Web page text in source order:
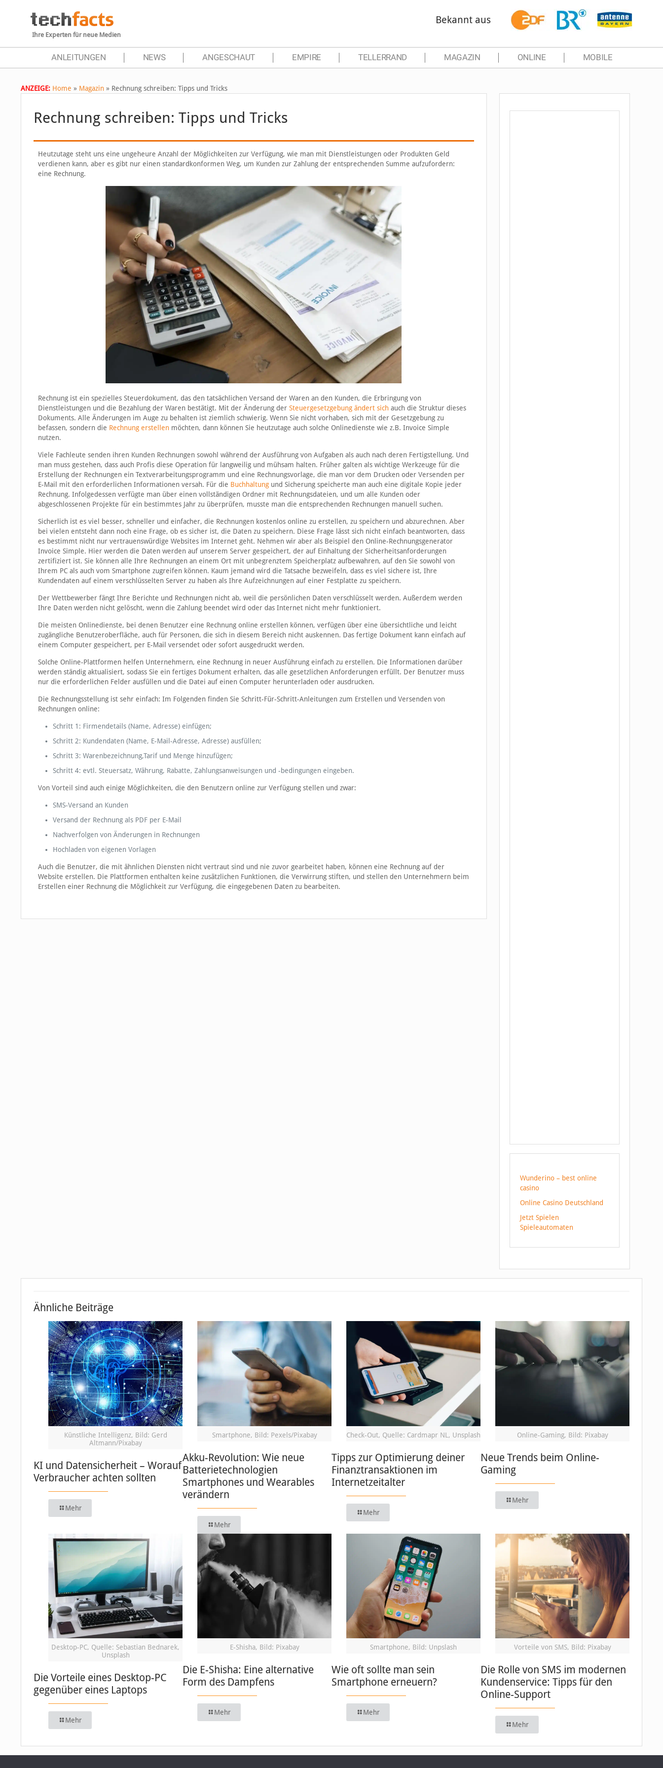
Ihre Experten für neue Medien
Bekannt aus
ANLEITUNGEN NEWS ANGESCHAUT EMPIRE TELLERRAND MAGAZIN ONLINE MOBILE
ANZEIGE: Home » Magazin » Rechnung schreiben: Tipps und Tricks
Rechnung schreiben: Tipps und Tricks
Heutzutage steht uns eine ungeheure Anzahl der Möglichkeiten zur Verfügung, wie man mit Dienstleistungen oder Produkten Geld
verdienen kann, aber es gibt nur einen standardkonformen Weg, um Kunden zur Zahlung der entsprechenden Summe aufzufordern:
eine Rechnung.
Rechnung ist ein spezielles Steuerdokument, das den tatsächlichen Versand der Waren an den Kunden, die Erbringung von
Dienstleistungen und die Bezahlung der Waren bestätigt. Mit der Änderung der Steuergesetzgebung ändert sichauch die Struktur dieses
Dokuments. Alle Änderungen im Auge zu behalten ist ziemlich schwierig. Wenn Sie nicht vorhaben, sich mit der Gesetzgebung zu
befassen, sondern die Rechnung erstellenmöchten, dann können Sie heutzutage auch solche Onlinedienste wie z.B. Invoice Simple
nutzen.
Viele Fachleute senden ihren Kunden Rechnungen sowohl während der Ausführung von Aufgaben als auch nach deren Fertigstellung. Und
man muss gestehen, dass auch Profis diese Operation für langweilig und mühsam halten. Früher galten als wichtige Werkzeuge für die
Erstellung der Rechnungen ein Textverarbeitungsprogramm und eine Rechnungsvorlage, die man vor dem Drucken oder Versenden per
E-Mail mit den erforderlichen Informationen versah. Für die Buchhaltungund Sicherung speicherte man auch eine digitale Kopie jeder
Rechnung. Infolgedessen verfügte man über einen vollständigen Ordner mit Rechnungsdateien, und um alle Kunden oder
abgeschlossenen Projekte für ein bestimmtes Jahr zu überprüfen, musste man die entsprechenden Rechnungen manuell suchen.
Sicherlich ist es viel besser, schneller und einfacher, die Rechnungen kostenlos online zu erstellen, zu speichern und abzurechnen. Aber
bei vielen entsteht dann noch eine Frage, ob es sicher ist, die Daten zu speichern. Diese Frage lässt sich nicht einfach beantworten, dass
es bestimmt nicht nur vertrauenswürdige Websites im Internet geht. Nehmen wir aber als Beispiel den Online-Rechnungsgenerator
Invoice Simple. Hier werden die Daten werden auf unserem Server gespeichert, der auf Einhaltung der Sicherheitsanforderungen
zertifiziert ist. Sie können alle Ihre Rechnungen an einem Ort mit unbegrenztem Speicherplatz aufbewahren, auf den Sie sowohl von
Ihrem PC als auch vom Smartphone zugreifen können. Kaum jemand wird die Tatsache bezweifeln, dass es viel sichere ist, Ihre
Kundendaten auf einem verschlüsselten Server zu haben als Ihre Aufzeichnungen auf einer Festplatte zu speichern.
Der Wettbewerber fängt Ihre Berichte und Rechnungen nicht ab, weil die persönlichen Daten verschlüsselt werden. Außerdem werden
Ihre Daten werden nicht gelöscht, wenn die Zahlung beendet wird oder das Internet nicht mehr funktioniert.
Die meisten Onlinedienste, bei denen Benutzer eine Rechnung online erstellen können, verfügen über eine übersichtliche und leicht
zugängliche Benutzeroberfläche, auch für Personen, die sich in diesem Bereich nicht auskennen. Das fertige Dokument kann einfach auf
einem Computer gespeichert, per E-Mail versendet oder sofort ausgedruckt werden.
Solche Online-Plattformen helfen Unternehmern, eine Rechnung in neuer Ausführung einfach zu erstellen. Die Informationen darüber
werden ständig aktualisiert, sodass Sie ein fertiges Dokument erhalten, das alle gesetzlichen Anforderungen erfüllt. Der Benutzer muss
nur die erforderlichen Felder ausfüllen und die Datei auf einen Computer herunterladen oder ausdrucken.
Die Rechnungsstellung ist sehr einfach: Im Folgenden finden Sie Schritt-Für-Schritt-Anleitungen zum Erstellen und Versenden von
Rechnungen online:
Schritt 1: Firmendetails (Name, Adresse) einfügen;
Schritt 2: Kundendaten (Name, E-Mail-Adresse, Adresse) ausfüllen;
Schritt 3: Warenbezeichnung,Tarif und Menge hinzufügen;
Schritt 4: evtl. Steuersatz, Währung, Rabatte, Zahlungsanweisungen und -bedingungen eingeben.
Von Vorteil sind auch einige Möglichkeiten, die den Benutzern online zur Verfügung stellen und zwar:
SMS-Versand an Kunden
Versand der Rechnung als PDF per E-Mail
Nachverfolgen von Änderungen in Rechnungen
Hochladen von eigenen Vorlagen
Auch die Benutzer, die mit ähnlichen Diensten nicht vertraut sind und nie zuvor gearbeitet haben, können eine Rechnung auf der
Website erstellen. Die Plattformen enthalten keine zusätzlichen Funktionen, die Verwirrung stiften, und stellen den Unternehmern beim
Erstellen einer Rechnung die Möglichkeit zur Verfügung, die eingegebenen Daten zu bearbeiten.
Wunderino – best online
casino
Online Casino Deutschland
Jetzt Spielen
Spieleautomaten
Ähnliche Beiträge
Künstliche Intelligenz, Bild: Gerd
Altmann/Pixabay
KI und Datensicherheit – Worauf
Verbraucher achten sollten
Mehr
Smartphone, Bild: Pexels/Pixabay
Akku-Revolution: Wie neue
Batterietechnologien
Smartphones und Wearables
verändern
Mehr
Check-Out, Quelle: Cardmapr NL, Unsplash
Tipps zur Optimierung deiner
Finanztransaktionen im
Internetzeitalter
Mehr
Online-Gaming, Bild: Pixabay
Neue Trends beim Online-
Gaming
Mehr
Desktop-PC, Quelle: Sebastian Bednarek,
Unsplash
Die Vorteile eines Desktop-PC
gegenüber eines Laptops
Mehr
E-Shisha, Bild: Pixabay
Die E-Shisha: Eine alternative
Form des Dampfens
Mehr
Smartphone, Bild: Unpslash
Wie oft sollte man sein
Smartphone erneuern?
Mehr
Vorteile von SMS, Bild: Pixabay
Die Rolle von SMS im modernen
Kundenservice: Tipps für den
Online-Support
Mehr